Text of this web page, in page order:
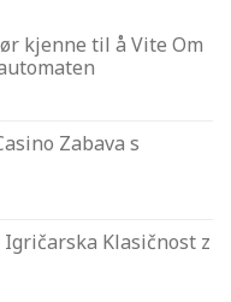
kjenne til å Vite Om
Zabava s
Klasičnost z